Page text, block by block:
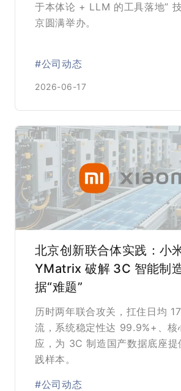
于本体论 + LLM 的工具落地”
京圆满举办。
#公司动态
2026-06-17
北京创新联合体实践：小
YMatrix 破解 3C 智能制
据“难题”
历时两年联合攻关，扛住日均
流，系统稳定性达 99.9%+、核
应，为 3C 制造国产数据底座提
践样本。
#公司动态